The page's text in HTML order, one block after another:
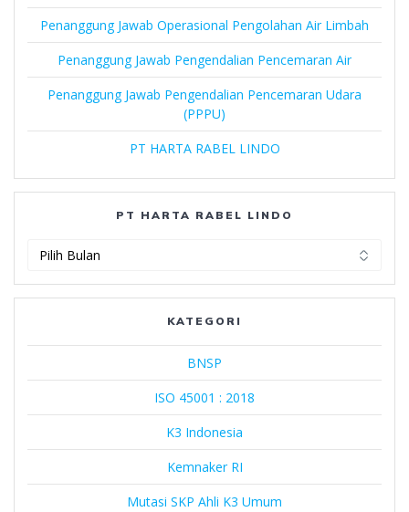
Penanggung Jawab Operasional Pengolahan Air Limbah
Penanggung Jawab Pengendalian Pencemaran Air
Penanggung Jawab Pengendalian Pencemaran Udara
(PPPU)
PT HARTA RABEL LINDO
PT HARTA RABEL LINDO
Rabel
Lindo
KATEGORI
BNSP
ISO 45001 : 2018
K3 Indonesia
Kemnaker RI
Mutasi SKP Ahli K3 Umum